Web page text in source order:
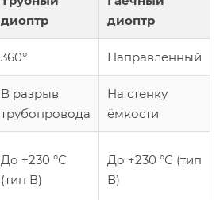
диоптр
диоптр
360° Направленный
В разрыв
трубопровода
На стенку
ёмкости
До +230 °С
(тип В)
До +230 °С (тип
В)